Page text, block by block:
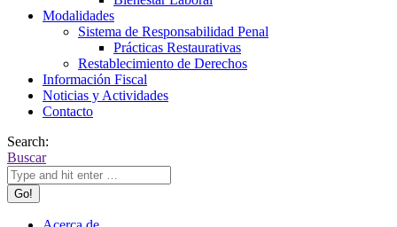
Modalidades
Sistema de Responsabilidad Penal
Prácticas Restaurativas
Restablecimiento de Derechos
Información Fiscal
Noticias y Actividades
Contacto
Search:
Buscar